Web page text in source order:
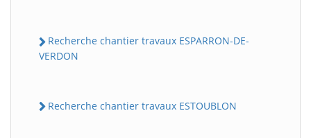
Recherche chantier travaux ESPARRON-DE-
VERDON
Recherche chantier travaux ESTOUBLON